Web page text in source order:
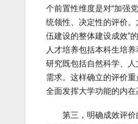
个前置性维度是对“加强
统领性、决定性的评价
伍建设的整体建设成效”
人才培养包括本科生培
研究既包括自然科学、
需求。这样确立的评价
全面发挥大学功能的内在
第三，明确成效评价的